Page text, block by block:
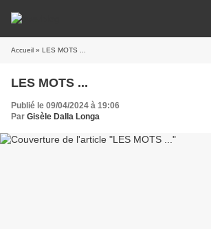
Accueil » LES MOTS ...
LES MOTS ...
Publié le 09/04/2024 à 19:06
Par Gisèle Dalla Longa